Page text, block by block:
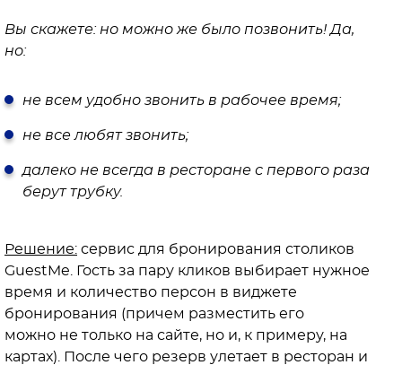
Вы скажете: но можно же было позвонить! Да,
но:
не всем удобно звонить в рабочее время;
не все любят звонить;
далеко не всегда в ресторане с первого раза
берут трубку.
Решение: сервис для бронирования столиков
GuestMe. Гость за пару кликов выбирает нужное
время и количество персон в виджете
бронирования (причем разместить его
можно не только на сайте, но и, к примеру, на
картах). После чего резерв улетает в ресторан и